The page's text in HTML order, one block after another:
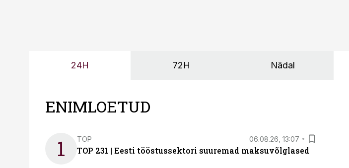
24H 72H Nädal
ENIMLOETUD
1 TOP 06.08.26, 13:07
TOP 231 | Eesti tööstussektori suuremad maksuvõlglased